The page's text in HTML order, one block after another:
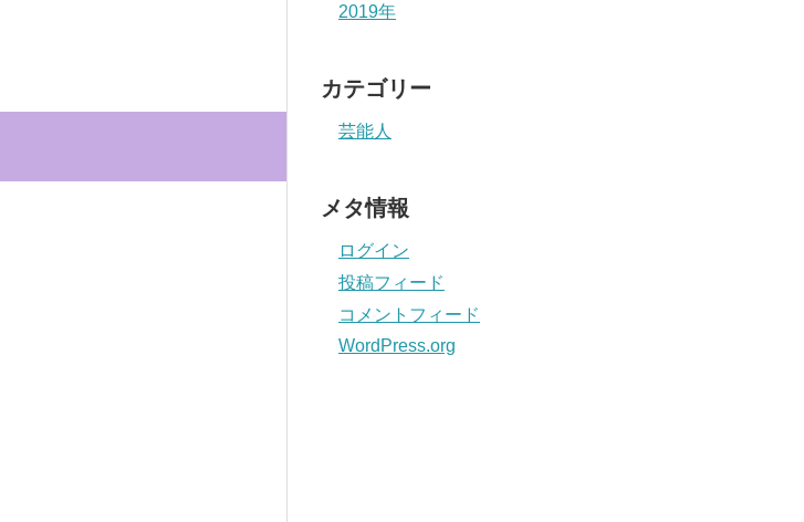
2019年
カテゴリー
芸能人
メタ情報
ログイン
投稿フィード
コメントフィード
WordPress.org